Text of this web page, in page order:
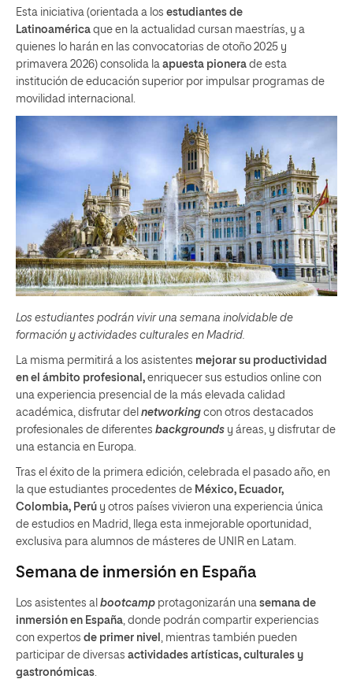
Esta iniciativa (orientada a los estudiantes de
Latinoamérica que en la actualidad cursan maestrías, y a
quienes lo harán en las convocatorias de otoño 2025 y
primavera 2026) consolida la apuesta pionera de esta
institución de educación superior por impulsar programas de
movilidad internacional.
Los estudiantes podrán vivir una semana inolvidable de
formación y actividades culturales en Madrid.
La misma permitirá a los asistentes mejorar su productividad
en el ámbito profesional, enriquecer sus estudios online con
una experiencia presencial de la más elevada calidad
académica, disfrutar del networking con otros destacados
profesionales de diferentes backgrounds y áreas, y disfrutar de
una estancia en Europa.
Tras el éxito de la primera edición, celebrada el pasado año, en
la que estudiantes procedentes de México, Ecuador,
Colombia, Perú y otros países vivieron una experiencia única
de estudios en Madrid, llega esta inmejorable oportunidad,
exclusiva para alumnos de másteres de UNIR en Latam.
Semana de inmersión en España
Los asistentes al bootcamp protagonizarán una semana de
inmersión en España, donde podrán compartir experiencias
con expertos de primer nivel , mientras también pueden
participar de diversas actividades artísticas, culturales y
gastronómicas.